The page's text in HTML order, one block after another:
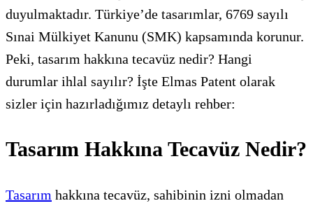
duyulmaktadır. Türkiye’de tasarımlar, 6769 sayılı
Sınai Mülkiyet Kanunu (SMK) kapsamında korunur.
Peki, tasarım hakkına tecavüz nedir? Hangi
durumlar ihlal sayılır? İşte Elmas Patent olarak
sizler için hazırladığımız detaylı rehber:
Tasarım Hakkına Tecavüz Nedir?
Tasarım hakkına tecavüz, sahibinin izni olmadan